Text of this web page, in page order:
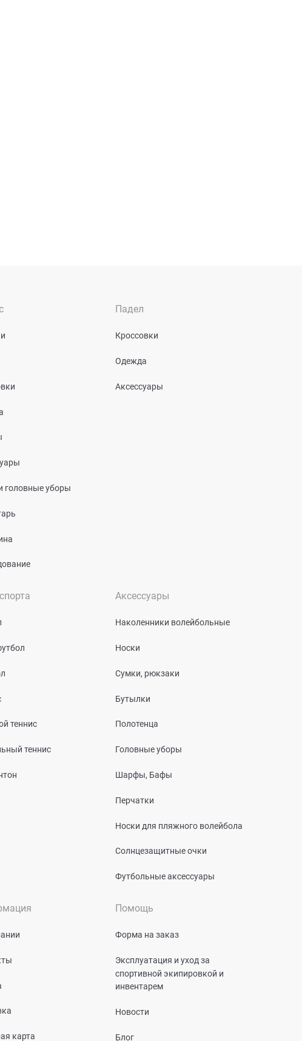
головные уборы
Падел
Кроссовки
Одежда
Аксессуары
теннис
теннис
Аксессуары
Наколенники волейбольные
Носки
Сумки, рюкзаки
Бутылки
Полотенца
Головные уборы
Шарфы, Бафы
Перчатки
Носки для пляжного волейбола
Солнцезащитные очки
Футбольные аксессуары
карта
Помощь
Форма на заказ
Эксплуатация и уход за
спортивной экипировкой и
инвентарем
Новости
Блог